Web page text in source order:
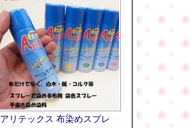
アリテックス 布染めスプレ